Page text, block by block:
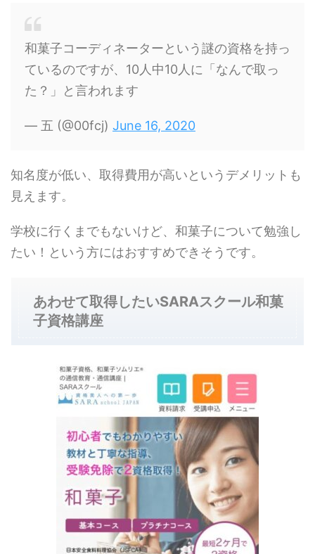
和菓子コーディネーターという謎の資格を持っ
ているのですが、10人中10人に「なんで取っ
た？」と言われます
— 五 (@00fcj) June 16, 2020
知名度が低い、取得費用が高いというデメリットも
見えます。
学校に行くまでもないけど、和菓子について勉強し
たい！という方にはおすすめできそうです。
あわせて取得したいSARAスクール和菓
子資格講座